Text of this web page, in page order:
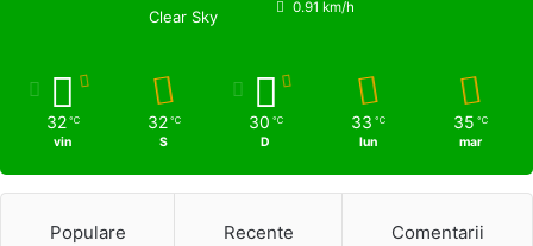
Clear Sky
0.91 km/h
32 ℃
vin
32 ℃
S
30 ℃
D
33 ℃
lun
35 ℃
mar
Populare Recente Comentarii